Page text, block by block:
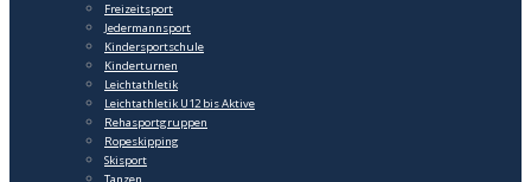
Freizeitsport
Jedermannsport
Kindersportschule
Kinderturnen
Leichtathletik
Leichtathletik U12 bis Aktive
Rehasportgruppen
Ropeskipping
Skisport